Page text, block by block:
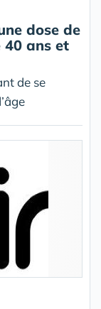
dose de
40 ans et
de se